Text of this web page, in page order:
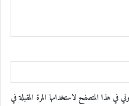
هذا المتصفح لاستخدامها المرة المقبلة في